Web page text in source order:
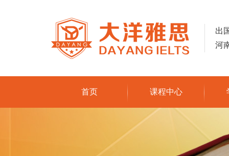
出
河
首页 课程中心